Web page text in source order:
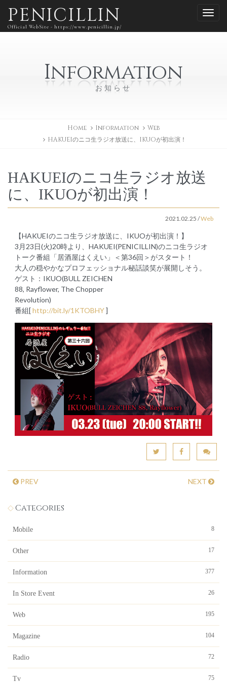
PENICILLIN
Official WebSite - https://www.penicillin.jp/
Information
お知らせ
Home Information
Web
HAKUEIのニコ生ラジオ放送に、IKUOが初出演！
HAKUEIのニコ生ラジオ放送
に、IKUOが初出演！
2021.02.25 /Web
【HAKUEIのニコ生ラジオ放送に、IKUOが初出演！】
3月23日(火)20時より、HAKUEI(PENICILLIN)のニコ生ラジオ
トーク番組「居酒屋はくえい」＜第36回＞がスタート！
大人の穏やかなプロフェッショナル秘話談笑が展開しそう。
ゲスト：IKUO(BULL ZEICHEN
88, Rayflower, The Chopper
Revolution)
番組[http://bit.ly/1KTOBHY]
PREV NEXT
Categories
Mobile 8
Other 17
Information 377
In Store Event 26
Web 195
Magazine 104
Radio 72
Tv 75